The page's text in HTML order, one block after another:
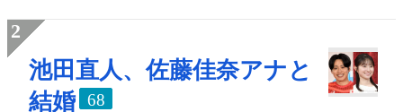
池田直人、佐藤佳奈アナと
結婚
68